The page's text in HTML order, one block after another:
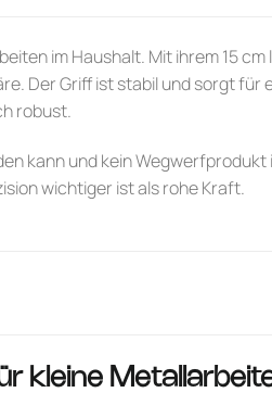
im Haushalt. Mit ihrem 15
Der Griff ist stabil und sorgt für
robust.
kann und kein
wichtiger ist als rohe Kraft.
kleine